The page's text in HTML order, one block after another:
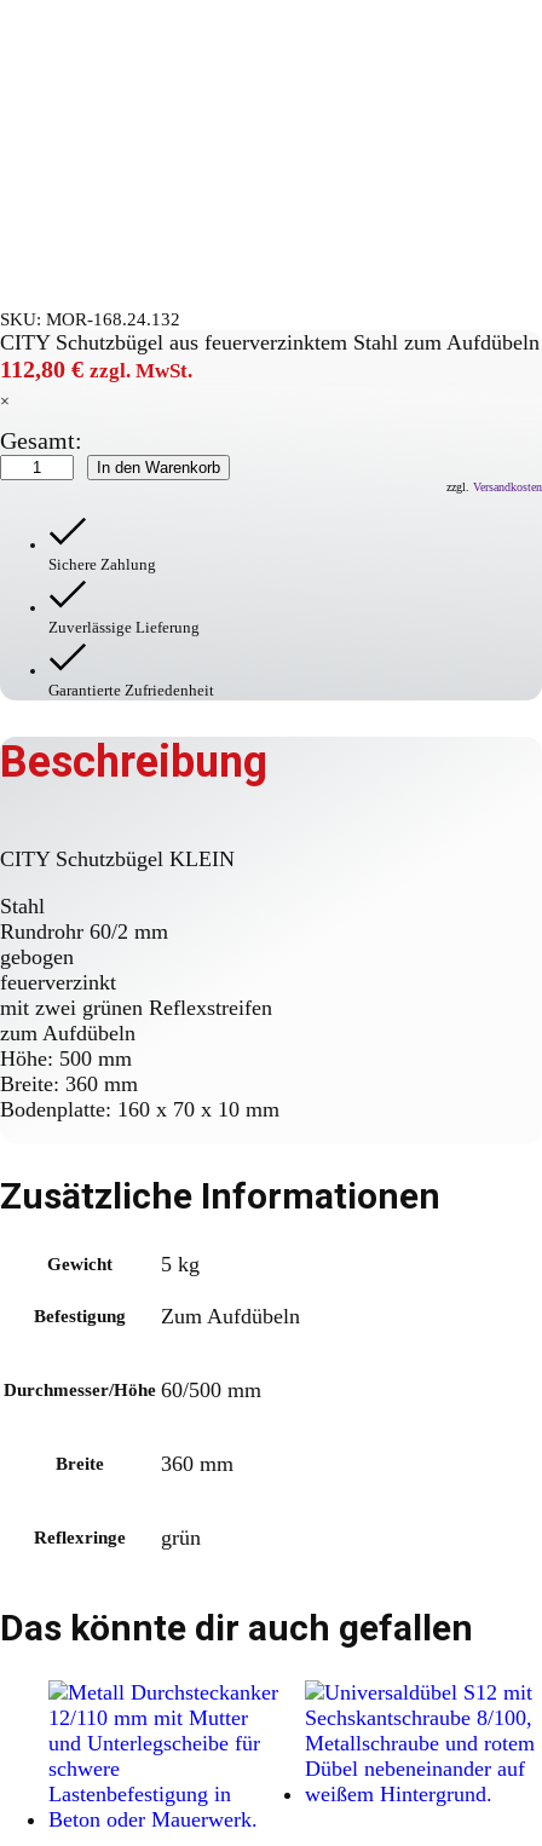
SKU: MOR-168.24.132
CITY Schutzbügel aus feuerverzinktem Stahl zum Aufdübeln
112,80 € zzgl. MwSt.
×
Gesamt:
CITY-
Schutzbügel
In den Warenkorb
zzgl. Versandkosten
Sichere Zahlung
Zuverlässige Lieferung
Garantierte Zufriedenheit
Beschreibung
CITY Schutzbügel KLEIN
Stahl
Rundrohr 60/2 mm
gebogen
feuerverzinkt
mit zwei grünen Reflexstreifen
zum Aufdübeln
Höhe: 500 mm
Breite: 360 mm
Bodenplatte: 160 x 70 x 10 mm
Zusätzliche Informationen
Gewicht 5 kg
Befestigung Zum Aufdübeln
Durchmesser/Höhe 60/500 mm
Breite 360 mm
Reflexringe grün
Das könnte dir auch gefallen